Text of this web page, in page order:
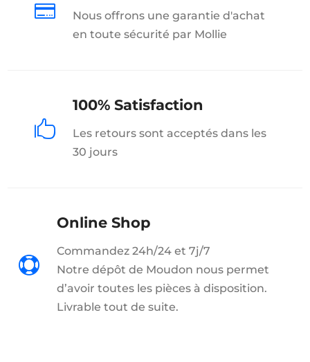

Nous offrons une garantie d'achat
en toute sécurité par Mollie

100% Satisfaction
Les retours sont acceptés dans les
30 jours

Online Shop
Commandez 24h/24 et 7j/7
Notre dépôt de Moudon nous permet
d’avoir toutes les pièces à disposition.
Livrable tout de suite.